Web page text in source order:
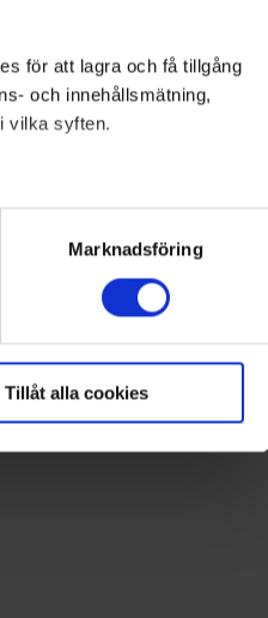
för att lagra och få tillgång
och innehållsmätning,
vilka syften.
meter
Marknadsföring
Tillåt alla cookies